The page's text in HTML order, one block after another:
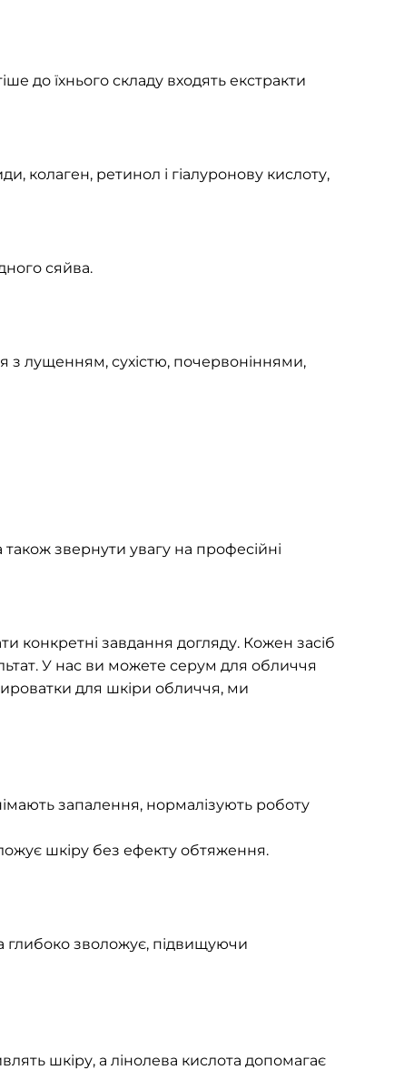
до їхнього складу входять екстракти
колаген, ретинол і гіалуронову кислоту,
сяйва.
лущенням, сухістю, почервоніннями,
звернути увагу на професійні
конкретні завдання догляду. Кожен засіб
У нас ви можете серум для обличчя
для шкіри обличчя, ми
запалення, нормалізують роботу
шкіру без ефекту обтяження.
глибоко зволожує, підвищуючи
шкіру, а лінолева кислота допомагає